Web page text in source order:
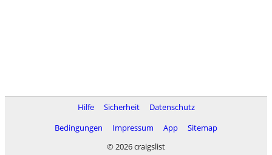
Hilfe Sicherheit
Datenschutz
Bedingungen
Impressum App
Sitemap
© 2026 craigslist